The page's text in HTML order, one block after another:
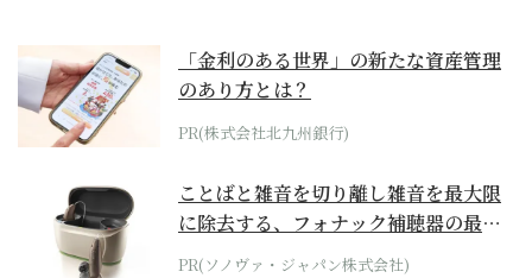
「金利のある世界」の新たな資産管理
のあり方とは？
PR(株式会社北九州銀行)
ことばと雑音を切り離し雑音を最大限
に除去する、フォナック補聴器の最上
位モデル
PR(ソノヴァ・ジャパン株式会社)